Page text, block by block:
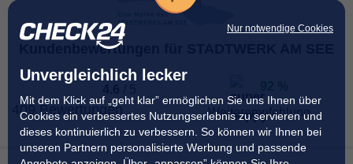
Nur notwendige Cookies
Unvergleichlich lecker
Mit dem Klick auf „geht klar” ermöglichen Sie uns Ihnen über
Cookies ein verbessertes Nutzungserlebnis zu servieren und
dieses kontinuierlich zu verbessern. So können wir Ihnen bei
unseren Partnern personalisierte Werbung und passende
Kundenbewertungen für STADTWERK AM SEE
409 Bewertungen
Weiterempfehlung
92 % der Kundenhaben angegeben, dass sie ihren